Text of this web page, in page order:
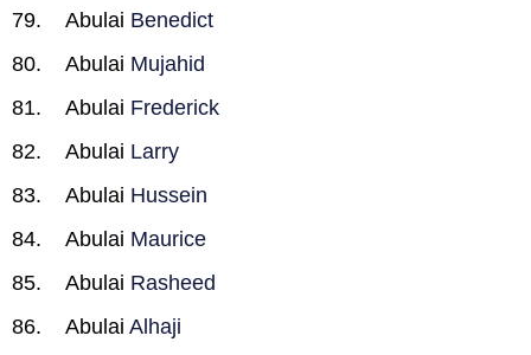
Abulai Benedict
Abulai Mujahid
Abulai Frederick
Abulai Larry
Abulai Hussein
Abulai Maurice
Abulai Rasheed
Abulai Alhaji